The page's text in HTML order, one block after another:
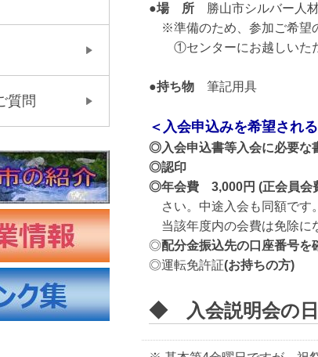
●場 所 勝山市シルバー人
※準備のため、参加ご希望
①センターにお越しいた
●持ち物 筆記用具
＜入会申込みを希望され
◎入会申込書等入会に必要な
◎認印
◎年会費 3,000円 (正会員会
さい。中途入会も同額です
当該年度内の会費は免除に
◎配分金振込先の口座番号を
◎運転免許証(お持ちの方)
◆ 入会説明会の
質問